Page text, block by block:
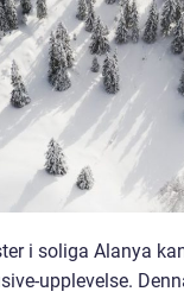
i soliga Alanya
upplevelse.